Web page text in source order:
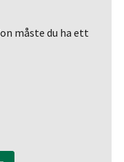
måste du ha ett